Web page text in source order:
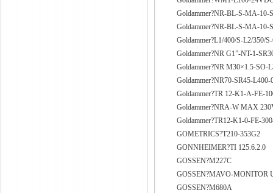
Goldammer?NR-BL-S-MA-10-
Goldammer?NR-BL-S-MA-10-
Goldammer?L1/400/S-L2/350/
Goldammer?NR G1”-NT-1-
Goldammer?NR M30×1.5-SO-
Goldammer?NR70-SR45-
Goldammer?TR 12-K1-A-FE-
Goldammer?NRA-W MAX
Goldammer?TR12-K1-0-FE-
GOMETRICS?T210-353G2
GONNHEIMER?TI 125.6.2.0
GOSSEN?M227C
GOSSEN?MAVO-MONITOR
GOSSEN?M680A